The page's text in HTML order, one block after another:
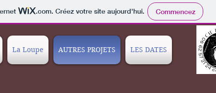
.com. Créez votre site aujourd'hui. Commencez
La Loupe AUTRES PROJETS LES DATES